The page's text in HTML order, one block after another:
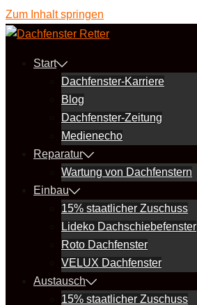
Zum Inhalt springen
Start
Dachfenster-Karriere
Blog
Dachfenster-Zeitung
Medienecho
Reparatur
Wartung von Dachfenstern
Einbau
15% staatlicher Zuschuss
Lideko Dachschiebefenster
Roto Dachfenster
VELUX Dachfenster
Austausch
15% staatlicher Zuschuss